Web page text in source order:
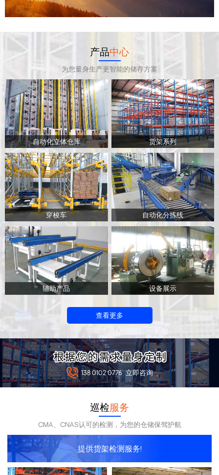
产品中心
为您量身生产更智能的储存方案
自动化立体仓库 货架系列
穿梭车 自动化分拣线
辅助产品 设备展示
查看更多
138 0102 0776 立即咨询
巡检服务
CMA、CNAS认可的检测，为您的仓储保驾护航
提供货架检测服务!